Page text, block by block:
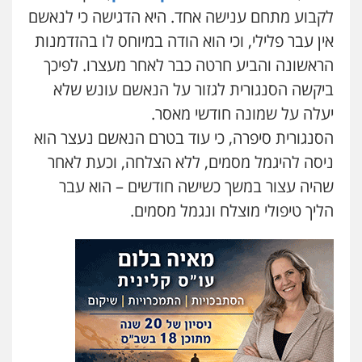
פלילי פשיעה חמורה צווארון לבן מעצרים
0543326767
חנא בולוס – משרד עורכי דין
0546661544
עו"ד ראוף נג'אר
פלילי עורכי דין לענייני אסירים מעצרים
סמים
0548009246
עו"ד אלון ארז
פלילי צבאי סמים אלימות במשפחה
לבן
0507368203
לקבוע מתחם ענישה אחד. היא הדגישה כי לנאשם
אין עבר פלילי, וכי הוא הודה במיוחס לו בהזדמנות
הראשונה והביע חרטה כבר לאחר מעצרו. לפיכך
ביקשה הסנגורית לגזור על הנאשם עונש שלא
יעלה על שמונה חודשי מאסר.
הסנגורית סיפרה, כי עוד בטרם הנאשם נעצר הוא
ניסה להיגמל מסמים, ללא הצלחה, וכעת לאחר
שהיה עצור במשך כשישה חודשים – הוא עבר
הליך טיפולי מוצלח ונגמל מסמים.
עו"ד דותן דניאלי
פלילי פשיעה חמורה צווארון לבן
כלכלית עורכי דין לענייני אסירים
0542442982
עו"ד אורנת קמרון